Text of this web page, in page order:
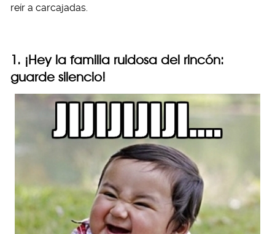
reír a carcajadas.
1. ¡Hey la familia ruidosa del rincón:
guarde silencio!